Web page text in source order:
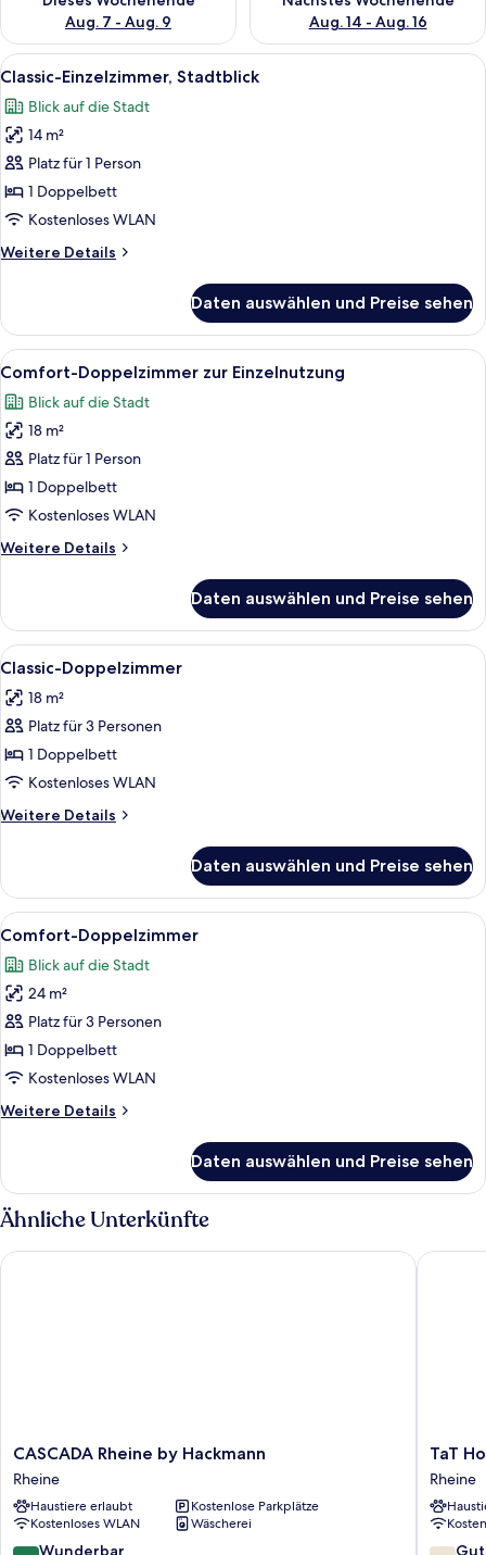
Aug. 7 - Aug. 9
Aug. 14 - Aug. 16
Alle
Fotos
für
Classic-
Einzelzimmer,
Stadtblick
anzeigen
Ein Hotelzimmer mit einem großen
9
Classic-Einzelzimmer, Stadtblick
Blick auf die Stadt
14 m²
Platz für 1 Person
1 Doppelbett
Kostenloses WLAN
Weitere Details
Weitere
Einzelzimmer,
Stadtblick
Daten auswählen und Preise sehen
Alle
Fotos
für
Comfort-
Doppelzimmer
zur
Einzelnutzung
Ein Hotelzimmer mit einem Bett,
6
Comfort-Doppelzimmer zur Einzelnutzung
Blick auf die Stadt
18 m²
Platz für 1 Person
1 Doppelbett
Kostenloses WLAN
Weitere Details
Weitere
Doppelzimmer
zur
Einzelnutzung
Daten auswählen und Preise sehen
Alle
Fotos
für
Classic-
Doppelzimmer
anzeigen
Classic-Doppelzimmer |
4
Classic-Doppelzimmer
18 m²
Platz für 3 Personen
1 Doppelbett
Kostenloses WLAN
Weitere Details
Weitere
Doppelzimmer
Daten auswählen und Preise sehen
Alle
Fotos
für
Comfort-
Doppelzimmer
anzeigen
Ein Hotelzimmer mit einem Bett,
5
Comfort-Doppelzimmer
Blick auf die Stadt
24 m²
Platz für 3 Personen
1 Doppelbett
Kostenloses WLAN
Weitere Details
Weitere
Doppelzimmer
Daten auswählen und Preise sehen
Ähnliche Unterkünfte
CASCADA
Rheine
by
Hackmann
Rheine
CASCADA Rheine by Hackmann
Rheine
Haustiere erlaubt
Kostenlose Parkplätze
Kostenloses WLAN
Wäscherei
9.0 Wunderbar
CASCADA Rheine by Hackmann
TaT
Hotel
Rheine
TaT
Rheine
7.6 Gut
TaT